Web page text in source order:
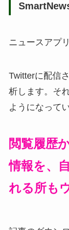
ニュースアプ
Twitterに配信
析します。そ
ようになって
閲覧履歴
情報を、
れる所も